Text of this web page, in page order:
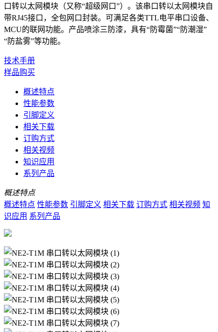
口转以太网模块（又称“超级网口”）。该串口转以太网模块自
带RJ45接口，全包网口封装。可满足各类TTL电平串口设备、
MCU的联网功能。产品喷涂三防漆，具有“防霉菌”“防潮湿”
“防盐雾”等功能。
技术手册
样品购买
概述特点
性能参数
引脚定义
相关下载
订购方式
相关视频
知识应用
系列产品
概述特点
概述特点 性能参数 引脚定义 相关下载 订购方式 相关视频 知
识应用 系列产品